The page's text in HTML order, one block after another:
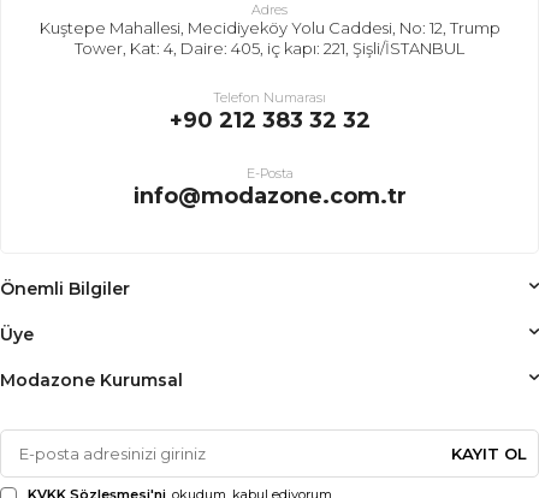
Adres
Kuştepe Mahallesi, Mecidiyeköy Yolu Caddesi, No: 12, Trump
Tower, Kat: 4, Daire: 405, iç kapı: 221, Şişli/İSTANBUL
Telefon Numarası
+90 212 383 32 32
E-Posta
info@modazone.com.tr
Önemli Bilgiler
Üye
Modazone Kurumsal
KAYIT OL
KVKK Sözleşmesi'ni , okudum, kabul ediyorum.